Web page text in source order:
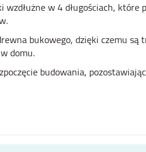
wzdłużne w 4 długościach,
bukowego, dzięki czemu
domu.
budowania,